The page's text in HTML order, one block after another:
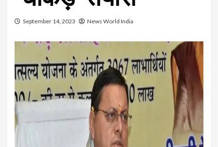
September 14, 2023 News World India